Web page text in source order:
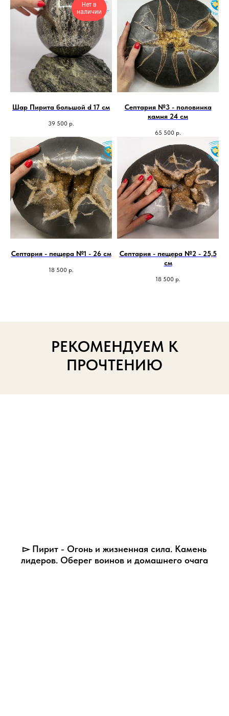
Нет в
наличии
Шар Пирита большой d 17 см
39 500 р.
Септария №3 - половинка
камня 24 см
65 500 р.
Септария - пещера №1 - 26 см
18 500 р.
Септария - пещера №2 - 25,5
см
18 500 р.
РЕКОМЕНДУЕМ К
ПРОЧТЕНИЮ
▻ Пирит - Огонь и жизненная сила. Камень
лидеров. Оберег воинов и домашнего очага